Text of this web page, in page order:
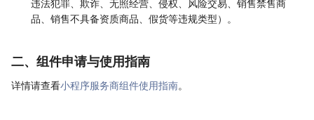
违法犯罪、欺诈、无照经营、侵权、风险交易、销售禁售商
品、销售不具备资质商品、假货等违规类型）。
二、组件申请与使用指南
详情请查看小程序服务商组件使用指南。